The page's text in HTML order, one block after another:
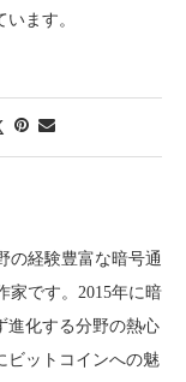
ます。
の経験豊富な暗号通
家です。2015年に暗
進化する分野の熱心
ビットコインへの魅